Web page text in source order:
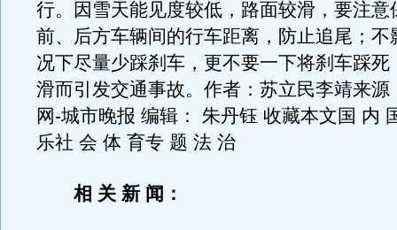
行。因雪天能见度较低，路面较滑，要注意
前、后方车辆间的行车距离，防止追尾；不
况下尽量少踩刹车，更不要一下将刹车踩死
滑而引发交通事故。作者：苏立民李靖来源
网-城市晚报 编辑： 朱丹钰 收藏本文国 内
乐社 会 体 育专 题 法 治
相 关 新 闻：